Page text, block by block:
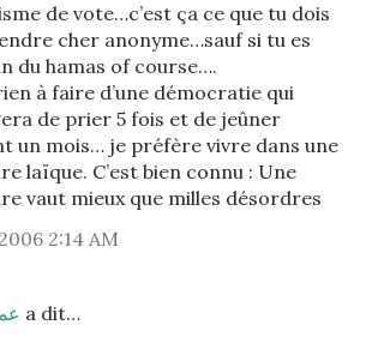
de vote…c’est ça ce que tu dois
cher anonyme…sauf si tu es
du hamas of course….
à faire d’une démocratie qui
de prier 5 fois et de jeûner
un mois… je préfère vivre dans une
laïque. C’est bien connu : Une
vaut mieux que milles désordres
2:14 AM
a dit…